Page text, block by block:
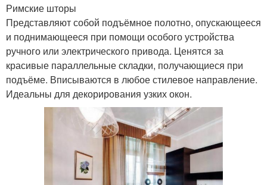
Римские шторы
Представляют собой подъёмное полотно, опускающееся
и поднимающееся при помощи особого устройства
ручного или электрического привода. Ценятся за
красивые параллельные складки, получающиеся при
подъёме. Вписываются в любое стилевое направление.
Идеальны для декорирования узких окон.